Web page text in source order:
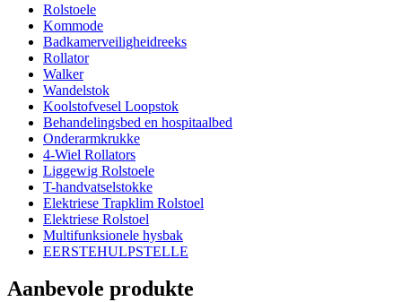
Rolstoele
Kommode
Badkamerveiligheidreeks
Rollator
Walker
Wandelstok
Koolstofvesel Loopstok
Behandelingsbed en hospitaalbed
Onderarmkrukke
4-Wiel Rollators
Liggewig Rolstoele
T-handvatselstokke
Elektriese Trapklim Rolstoel
Elektriese Rolstoel
Multifunksionele hysbak
EERSTEHULPSTELLE
Aanbevole produkte